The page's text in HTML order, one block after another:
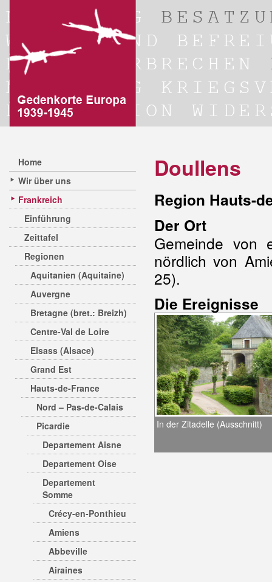
Home
Wir über uns
Frankreich
Einführung
Zeittafel
Regionen
Aquitanien (Aquitaine)
Auvergne
Bretagne (bret.: Breizh)
Centre-Val de Loire
Elsass (Alsace)
Grand Est
Hauts-de-France
Nord – Pas-de-Calais
Picardie
Departement Aisne
Departement Oise
Departement
Somme
Crécy-en-Ponthieu
Amiens
Abbeville
Airaines
Doullens
Region Hauts-
Der Ort
Gemeinde von
nördlich von
25).
Die Ereignisse
In der Zitadelle (Ausschnitt)